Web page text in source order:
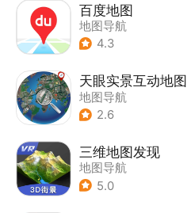
百度地图
地图导航
4.3
天眼实景互动地图
地图导航
2.6
三维地图发现
地图导航
5.0